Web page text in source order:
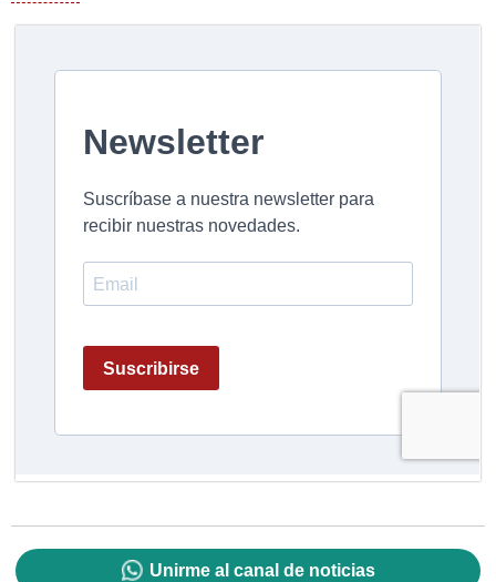
Unirme al canal de noticias